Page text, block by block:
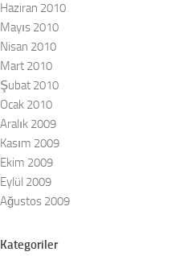
Haziran 2010
Mayıs 2010
Nisan 2010
Mart 2010
Şubat 2010
Ocak 2010
Aralık 2009
Kasım 2009
Ekim 2009
Eylül 2009
Ağustos 2009
Kategoriler